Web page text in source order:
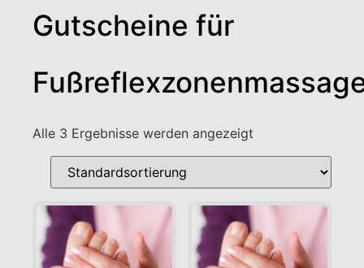
Gutscheine für
Alle 3 Ergebnisse werden angezeigt